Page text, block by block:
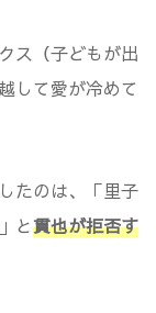
ス（子どもが出
して愛が冷めて
たのは、「里子
と貫也が拒否す